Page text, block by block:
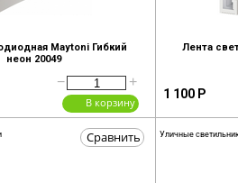
Maytoni Гибкий
неон 20049
+
−
В корзину
Лента
1 100 Р
Сравнить Уличные